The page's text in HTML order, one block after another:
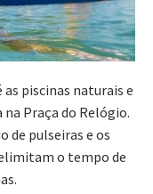
piscinas naturais e
Praça do Relógio.
de pulseiras e os
o tempo de